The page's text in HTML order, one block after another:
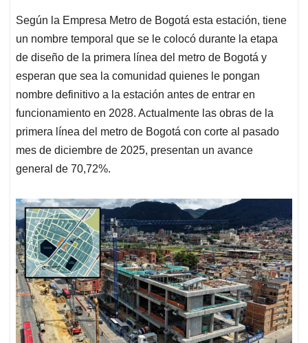
Según la Empresa Metro de Bogotá esta estación, tiene
un nombre temporal que se le colocó durante la etapa
de diseño de la primera línea del metro de Bogotá y
esperan que sea la comunidad quienes le pongan
nombre definitivo a la estación antes de entrar en
funcionamiento en 2028. Actualmente las obras de la
primera línea del metro de Bogotá con corte al pasado
mes de diciembre de 2025, presentan un avance
general de 70,72%.